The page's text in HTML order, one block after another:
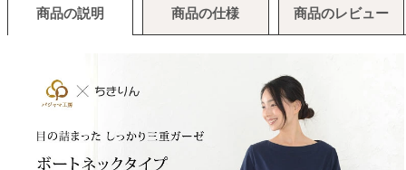
商品の説明 商品の仕様 商品のレビュー